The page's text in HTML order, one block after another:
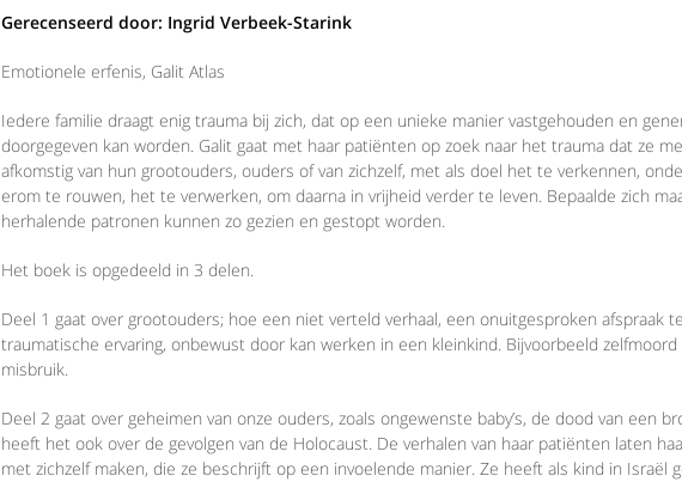
Gerecenseerd door: Ingrid Verbeek-Starink
Emotionele erfenis, Galit Atlas
Iedere familie draagt enig trauma bij zich, dat op een unieke manier vastgehouden en
doorgegeven kan worden. Galit gaat met haar patiënten op zoek naar het trauma dat ze
afkomstig van hun grootouders, ouders of van zichzelf, met als doel het te verkennen,
erom te rouwen, het te verwerken, om daarna in vrijheid verder te leven. Bepaalde zich
herhalende patronen kunnen zo gezien en gestopt worden.
Het boek is opgedeeld in 3 delen.
Deel 1 gaat over grootouders; hoe een niet verteld verhaal, een onuitgesproken afspraak
traumatische ervaring, onbewust door kan werken in een kleinkind. Bijvoorbeeld
misbruik.
Deel 2 gaat over geheimen van onze ouders, zoals ongewenste baby’s, de dood van een
heeft het ook over de gevolgen van de Holocaust. De verhalen van haar patiënten laten
met zichzelf maken, die ze beschrijft op een invoelende manier. Ze heeft als kind in Israël